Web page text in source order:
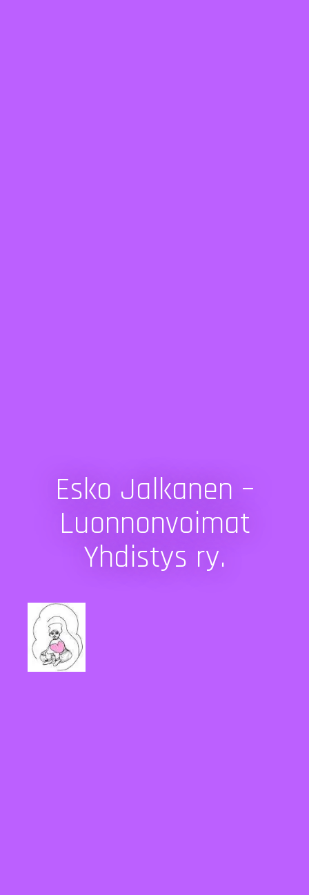
Esko Jalkanen –
Luonnonvoimat
Yhdistys ry.